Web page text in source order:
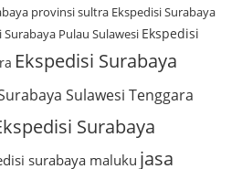
provinsi sultra Ekspedisi Surabaya
Surabaya Pulau Sulawesi Ekspedisi
Ekspedisi Surabaya
Sulawesi Tenggara
Surabaya
surabaya maluku jasa